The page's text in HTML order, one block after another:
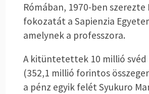
Rómában, 1970-ben szerezte
fokozatát a Sapienzia
amelynek a professzora.
A kitüntetettek 10 millió svéd
(352,1 millió forintos
a pénz egyik felét Syukuro